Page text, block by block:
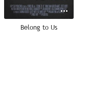
Belong to Us